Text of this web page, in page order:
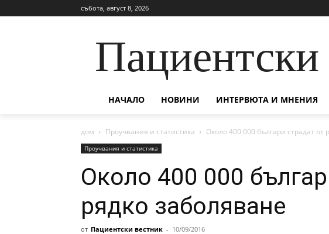
събота, август 8, 2026
Пациентски
НАЧАЛО НОВИНИ ИНТЕРВЮТА И МНЕНИЯ
дом Проучвания и статистика Около 400 000 българи страдат от
Проучвания и статистика
Около 400 000
рядко заболяване
от Пациентски вестник - 10/09/2016